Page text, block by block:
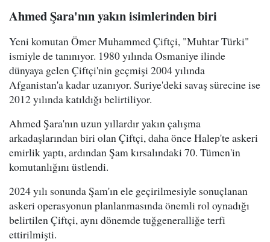
Ahmed Şara'nın yakın isimlerinden biri
Yeni komutan Ömer Muhammed Çiftçi, "Muhtar Türki"
ismiyle de tanınıyor. 1980 yılında Osmaniye ilinde
dünyaya gelen Çiftçi'nin geçmişi 2004 yılında
Afganistan'a kadar uzanıyor. Suriye'deki savaş sürecine ise
2012 yılında katıldığı belirtiliyor.
Ahmed Şara'nın uzun yıllardır yakın çalışma
arkadaşlarından biri olan Çiftçi, daha önce Halep'te askeri
emirlik yaptı, ardından Şam kırsalındaki 70. Tümen'in
komutanlığını üstlendi.
2024 yılı sonunda Şam'ın ele geçirilmesiyle sonuçlanan
askeri operasyonun planlanmasında önemli rol oynadığı
belirtilen Çiftçi, aynı dönemde tuğgeneralliğe terfi
ettirilmişti.